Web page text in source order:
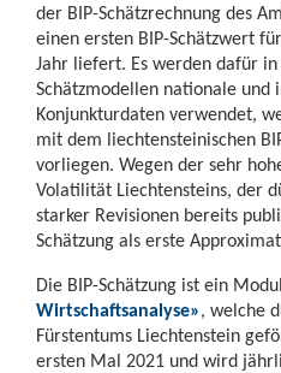
der BIP-Schätzrechnung des
einen ersten BIP-Schätzwert
Jahr liefert. Es werden dafür
Schätzmodellen nationale und
Konjunkturdaten verwendet,
mit dem liechtensteinischen
vorliegen. Wegen der sehr
Volatilität Liechtensteins, der
starker Revisionen bereits
Schätzung als erste
Die BIP-Schätzung ist ein
Wirtschaftsanalyse», welche
Fürstentums Liechtenstein
ersten Mal 2021 und wird